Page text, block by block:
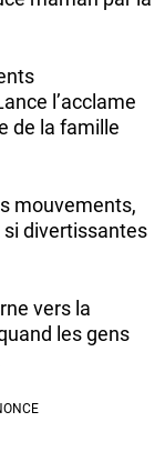
l’acclame
de la famille
mouvements,
divertissantes
vers la
les gens